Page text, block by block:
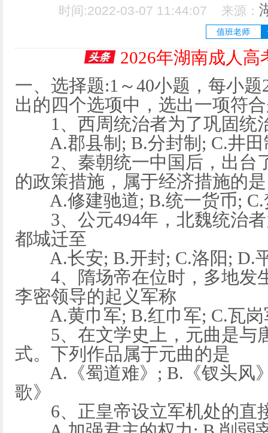
时间:2022-03-07 11:44:07 来源：
值班老师
2026年湖南成人高
一、选择题:1～40小题，每小
出的四个选项中，选出一项符
1、西周统治者为了巩固统
A.郡县制; B.分封制; C.井田
2、秦朝统一中国后，出台
的政策措施，属于经济措施的是
A.修建驰道; B.统一货币; C.
3、公元494年，北魏统治者
都城迁至
A.长安; B.开封; C.洛阳; D.
4、隋场帝在位时，多地发
李密领导的起义军称
A.黄巾军; B.红巾军; C.瓦岗
5、在文学史上，元曲是与
式。下列作品属于元曲的是
A.《蜀道难》; B.《钗头风
歌》
6、正皇帝设立军机处的直